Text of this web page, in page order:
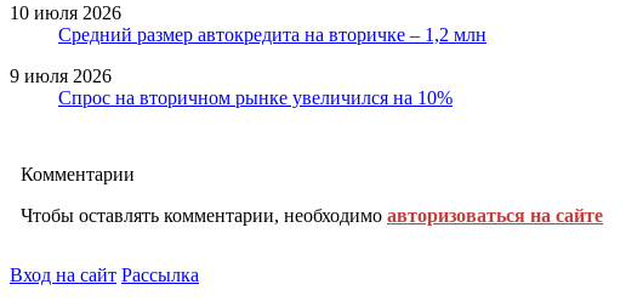
10 июля 2026
Средний размер автокредита на вторичке – 1,2 млн
9 июля 2026
Спрос на вторичном рынке увеличился на 10%
Комментарии
Чтобы оставлять комментарии, необходимо авторизоваться на сайте
Вход на сайт Рассылка